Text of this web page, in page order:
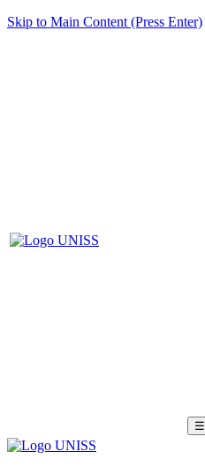
Skip to Main Content (Press Enter)
☰